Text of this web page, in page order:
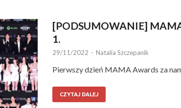
[PODSUMOWANIE]
1.
29/11/2022 - Natalia Szczepanik
Pierwszy dzień MAMA Awards za
CZYTAJ DALEJ